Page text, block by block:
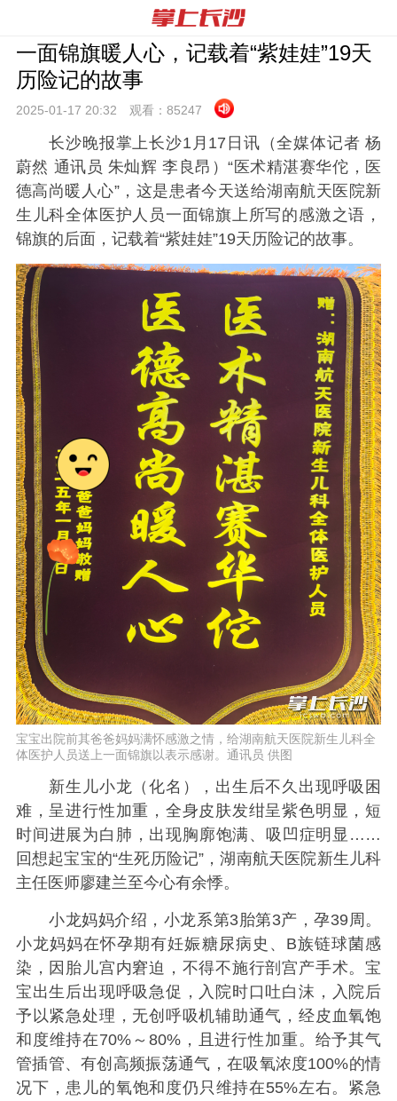
一面锦旗暖人心，记载着“紫娃娃”19天
历险记的故事
2025-01-17 20:32 观看： 85247
长沙晚报掌上长沙1月17日讯（全媒体记者 杨
蔚然 通讯员 朱灿辉 李良昂）“医术精湛赛华佗，医
德高尚暖人心”，这是患者今天送给湖南航天医院新
生儿科全体医护人员一面锦旗上所写的感激之语，
锦旗的后面，记载着“紫娃娃”19天历险记的故事。
宝宝出院前其爸爸妈妈满怀感激之情，给湖南航天医院新生儿科全
体医护人员送上一面锦旗以表示感谢。通讯员 供图
新生儿小龙（化名），出生后不久出现呼吸困
难，呈进行性加重，全身皮肤发绀呈紫色明显，短
时间进展为白肺，出现胸廓饱满、吸凹症明显……
回想起宝宝的“生死历险记”，湖南航天医院新生儿科
主任医师廖建兰至今心有余悸。
小龙妈妈介绍，小龙系第3胎第3产，孕39周。
小龙妈妈在怀孕期有妊娠糖尿病史、B族链球菌感
染，因胎儿宫内窘迫，不得不施行剖宫产手术。宝
宝出生后出现呼吸急促，入院时口吐白沫，入院后
予以紧急处理，无创呼吸机辅助通气，经皮血氧饱
和度维持在70%～80%，且进行性加重。给予其气
管插管、有创高频振荡通气，在吸氧浓度100%的情
况下，患儿的氧饱和度仍只维持在55%左右。紧急